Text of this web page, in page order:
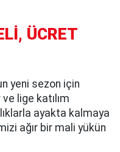
ÜCRET
yeni sezon için
lige katılım
ayakta kalmaya
ağır bir mali yükün